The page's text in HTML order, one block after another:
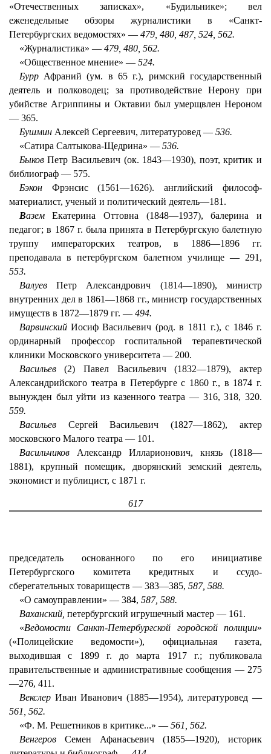
«Отечественных записках», «Будильнике»; вел
еженедельные обзоры журналистики в «Санкт-
Петербургских ведомостях» — 479, 480, 487, 524, 562.
«Журналистика» — 479, 480, 562.
«Общественное мнение» — 524.
Бурр Афраний (ум. в 65 г.), римский государственный
деятель и полководец; за противодействие Нерону при
убийстве Агриппины и Октавии был умерщвлен Нероном
— 365.
Бушмин Алексей Сергеевич, литературовед — 536.
«Сатира Салтыкова-Щедрина» — 536.
БыковПетр Васильевич (ок. 1843—1930), поэт, критик и
библиограф — 575.
Бэкон Фрэнсис (1561—1626). английский философ-
материалист, ученый и политический деятель—181.
ВаземЕкатерина Оттовна (1848—1937), балерина и
педагог; в 1867 г. была принята в Петербургскую балетную
труппу императорских театров, в 1886—1896 гг.
преподавала в петербургском балетном училище — 291,
553.
ВалуевПетр Александрович (1814—1890), министр
внутренних дел в 1861—1868 гг., министр государственных
имуществ в 1872—1879 гг. — 494.
ВарвинскийИосиф Васильевич (род. в 1811 г.), с 1846 г.
ординарный профессор госпитальной терапевтической
клиники Московского университета — 200.
Васильев(2) Павел Васильевич (1832—1879), актер
Александрийского театра в Петербурге с 1860 г., в 1874 г.
вынужден был уйти из казенного театра — 316, 318, 320.
559.
Васильев Сергей Васильевич (1827—1862), актер
московского Малого театра — 101.
Васильчиков Александр Илларионович, князь (1818—
1881), крупный помещик, дворянский земский деятель,
экономист и публицист, с 1871 г.
617
председатель основанного по его инициативе
Петербургского комитета кредитных и ссудо-
сберегательных товариществ — 383—385, 587, 588.
«О самоуправлении» — 384, 587, 588.
Ваханский, петербургский игрушечный мастер — 161.
«Ведомости Санкт-Петербургской городской полиции»
(«Полицейские ведомости»), официальная газета,
выходившая с 1899 г. до марта 1917 г.; публиковала
правительственные и административные сообщения — 275
—276, 411.
Векслер Иван Иванович (1885—1954), литературовед —
561, 562.
«Ф. М. Решетников в критике...» — 561, 562.
Венгеров Семен Афанасьевич (1855—1920), историк